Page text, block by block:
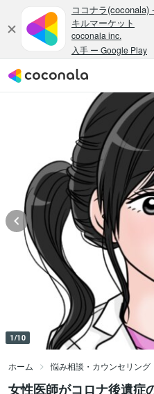
1/10
ホーム 悩み相談・カウンセリング
女性医師がコロナ後遺症